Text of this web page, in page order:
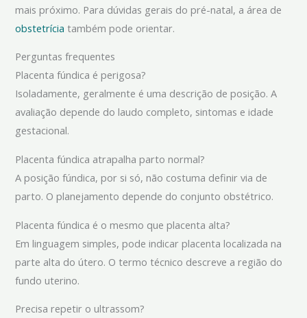
mais próximo. Para dúvidas gerais do pré-natal, a área de
obstetrícia também pode orientar.
Perguntas frequentes
Placenta fúndica é perigosa?
Isoladamente, geralmente é uma descrição de posição. A
avaliação depende do laudo completo, sintomas e idade
gestacional.
Placenta fúndica atrapalha parto normal?
A posição fúndica, por si só, não costuma definir via de
parto. O planejamento depende do conjunto obstétrico.
Placenta fúndica é o mesmo que placenta alta?
Em linguagem simples, pode indicar placenta localizada na
parte alta do útero. O termo técnico descreve a região do
fundo uterino.
Precisa repetir o ultrassom?